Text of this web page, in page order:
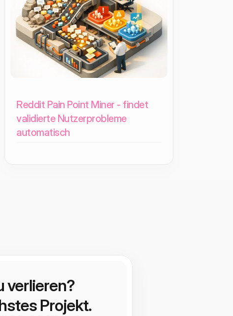
Reddit Pain Point Miner - findet
validierte Nutzerprobleme
automatisch
verlieren?
Projekt.